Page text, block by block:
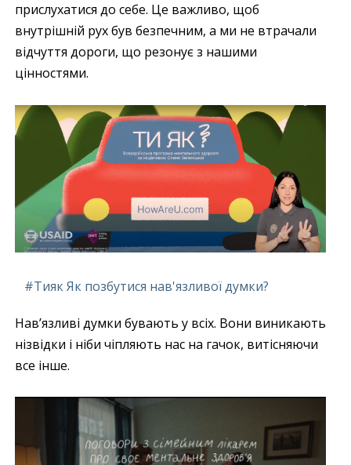
прислухатися до себе. Це важливо, щоб
внутрішній рух був безпечним, а ми не втрачали
відчуття дороги, що резонує з нашими
цінностями.
#Тияк Як позбутися нав'язливої думки?
Нав’язливі думки бувають у всіх. Вони виникають
нізвідки і ніби чіпляють нас на гачок, витісняючи
все інше.